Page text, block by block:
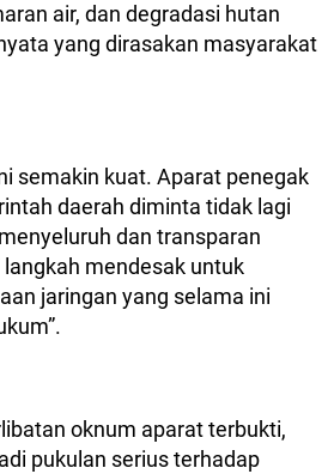
air, dan degradasi hutan
yang dirasakan masyarakat
semakin kuat. Aparat penegak
daerah diminta tidak lagi
dan transparan
mendesak untuk
jaringan yang selama ini
oknum aparat terbukti,
pukulan serius terhadap